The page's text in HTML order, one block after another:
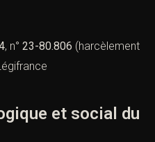
, n° 23-80.806 (harcèlement
et social du